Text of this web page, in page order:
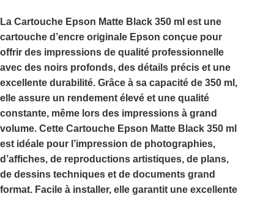
La Cartouche Epson Matte Black 350 ml est une
cartouche d’encre originale Epson conçue pour
offrir des impressions de qualité professionnelle
avec des noirs profonds, des détails précis et une
excellente durabilité. Grâce à sa capacité de 350 ml ,
elle assure un rendement élevé et une qualité
constante, même lors des impressions à grand
volume. Cette Cartouche Epson Matte Black 350 ml
est idéale pour l’impression de photographies,
d’affiches, de reproductions artistiques, de plans,
de dessins techniques et de documents grand
format. Facile à installer, elle garantit une excellente